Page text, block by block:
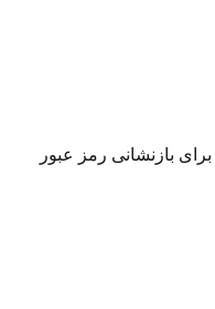
بازنشانی رمز عبور